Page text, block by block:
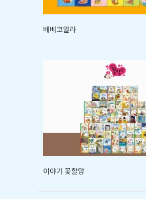
베베코알라
이야기 꽃할망